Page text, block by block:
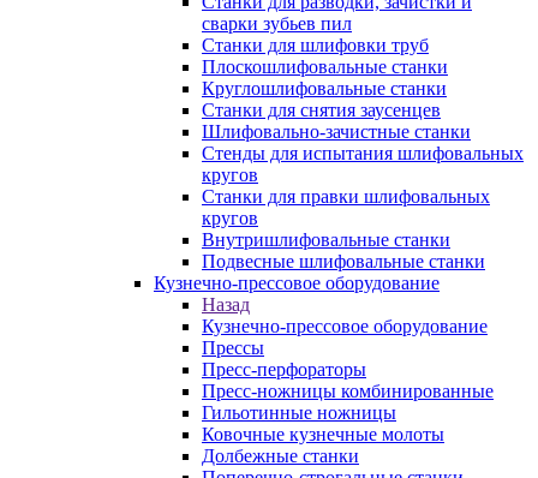
сварки зубьев пил
Станки для шлифовки труб
Плоскошлифовальные станки
Круглошлифовальные станки
Станки для снятия заусенцев
Шлифовально-зачистные станки
Стенды для испытания шлифовальных
кругов
Станки для правки шлифовальных
кругов
Внутришлифовальные станки
Подвесные шлифовальные станки
Кузнечно-прессовое оборудование
Назад
Кузнечно-прессовое оборудование
Прессы
Пресс-перфораторы
Пресс-ножницы комбинированные
Гильотинные ножницы
Ковочные кузнечные молоты
Долбежные станки